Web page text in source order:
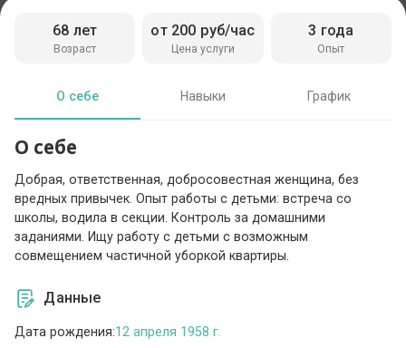
Возраст
68 лет
Цена услуги
от 200 руб/час
Опыт
3 года
О себе Навыки График
О себе
Добрая, ответственная, добросовестная женщина, без
вредных привычек. Опыт работы с детьми: встреча со
школы, водила в секции. Контроль за домашними
заданиями. Ищу работу с детьми с возможным
совмещением частичной уборкой квартиры.
Данные
Дата рождения:12 апреля 1958 г.